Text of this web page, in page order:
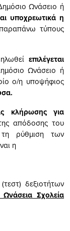
Ωνάσειο ή
υποχρεωτικά η
τύπους
επιλέγεται
Ωνάσειο ή
ο/η υποψήφιος
κλήρωσης για
απόδοσης του
τη ρύθμιση των
η
δεξιοτήτων
Σχολεία